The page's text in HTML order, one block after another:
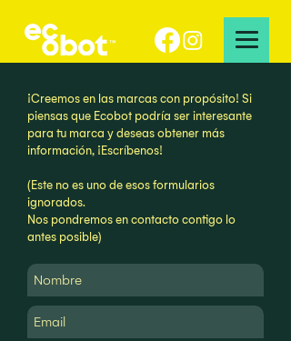
¡Creemos en las marcas con propósito! Si
piensas que Ecobot podría ser interesante
para tu marca y deseas obtener más
información, ¡Escríbenos!
(Este no es uno de esos formularios
ignorados.
Nos pondremos en contacto contigo lo
antes posible)